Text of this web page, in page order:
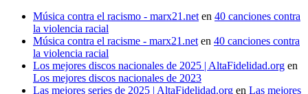
Música contra el racismo - marx21.neten 40 canciones contra
la violencia racial
Música contra el racisme - marx21.neten 40 canciones contra
la violencia racial
Los mejores discos nacionales de 2025 | AltaFidelidad.org en
Los mejores discos nacionales de 2023
Las mejores series de 2025 | AltaFidelidad.org en Las mejores